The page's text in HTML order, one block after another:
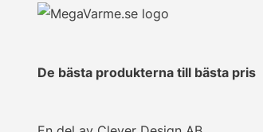
De bästa produkterna till bästa pris